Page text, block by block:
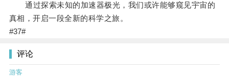
通过探索未知的加速器极光，我们或许能够窥见宇宙的
真相，开启一段全新的科学之旅。
#37#
评论
游客